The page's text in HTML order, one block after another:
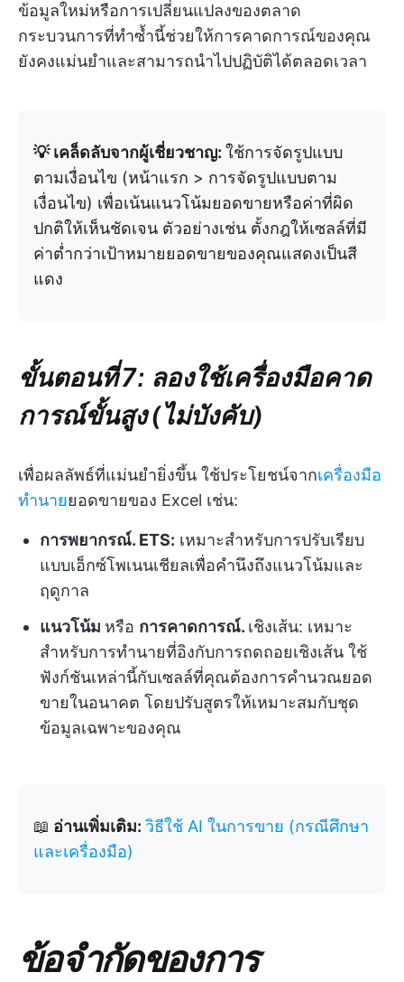
ข้อมูลใหม่หรือการเปลี่ยนแปลงของตลาด
กระบวนการที่ทำซ้ำนี้ช่วยให้การคาดการณ์ของคุณ
ยังคงแม่นยำและสามารถนำไปปฏิบัติได้ตลอดเวลา
💡 เคล็ดลับจากผู้เชี่ยวชาญ: ใช้การจัดรูปแบบ
ตามเงื่อนไข (หน้าแรก > การจัดรูปแบบตาม
เงื่อนไข) เพื่อเน้นแนวโน้มยอดขายหรือค่าที่ผิด
ปกติให้เห็นชัดเจน ตัวอย่างเช่น ตั้งกฎให้เซลล์ที่มี
ค่าต่ำกว่าเป้าหมายยอดขายของคุณแสดงเป็นสี
แดง
ขั้นตอนที่ 7: ลองใช้เครื่องมือคาด
การณ์ขั้นสูง (ไม่บังคับ)
เพื่อผลลัพธ์ที่แม่นยำยิ่งขึ้น ใช้ประโยชน์จากเครื่องมือ
ทำนายยอดขายของ Excel เช่น:
การพยากรณ์. ETS: เหมาะสำหรับการปรับเรียบ
แบบเอ็กซ์โพเนนเชียลเพื่อคำนึงถึงแนวโน้มและ
ฤดูกาล
แนวโน้ม หรือ การคาดการณ์. เชิงเส้น: เหมาะ
สำหรับการทำนายที่อิงกับการถดถอยเชิงเส้น ใช้
ฟังก์ชันเหล่านี้กับเซลล์ที่คุณต้องการคำนวณยอด
ขายในอนาคต โดยปรับสูตรให้เหมาะสมกับชุด
ข้อมูลเฉพาะของคุณ
📖 อ่านเพิ่มเติม: วิธีใช้ AI ในการขาย (กรณีศึกษา
และเครื่องมือ)
ข้อจำกัดของการ